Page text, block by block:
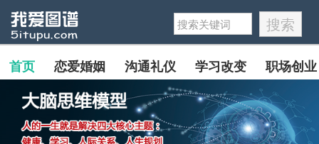
首页 恋爱婚姻 沟通礼仪 学习改变 职场创业